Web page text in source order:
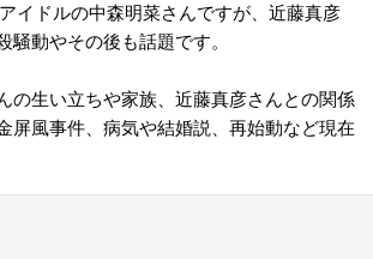
イドルの中森明菜さんですが、近藤真彦
騒動やその後も話題です。
の生い立ちや家族、近藤真彦さんとの関係
屏風事件、病気や結婚説、再始動など現在